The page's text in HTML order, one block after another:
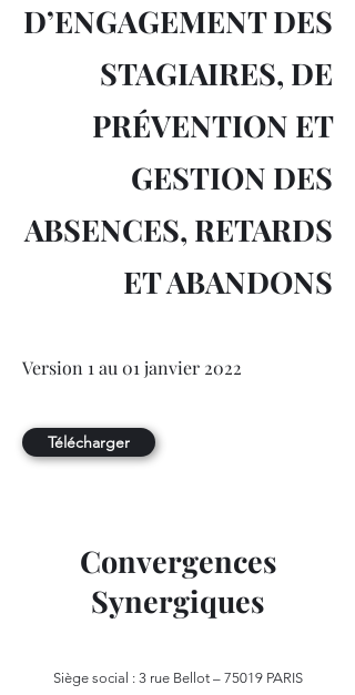
D’ENGAGEMENT DES
STAGIAIRES, DE
PRÉVENTION ET
GESTION DES
ABSENCES, RETARDS
ET ABANDONS
Version 1 au 01 janvier 2022
Télécharger
Convergences
Synergiques
Siège social : 3 rue Bellot – 75019 PARIS